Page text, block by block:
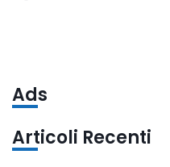
Ads
Articoli Recenti